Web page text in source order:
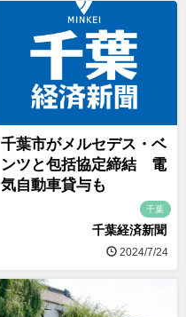
千葉市がメルセデス・ベ
ンツと包括協定締結 電
気自動車貸与も
千葉
千葉経済新聞
2024/7/24